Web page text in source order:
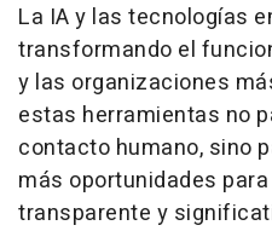
La IA y las tecnologías
transformando el
y las organizaciones
estas herramientas no
contacto humano, sino
más oportunidades
transparente y